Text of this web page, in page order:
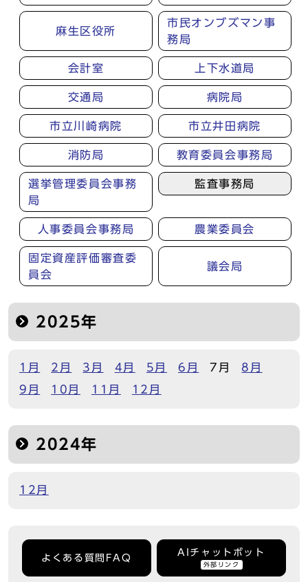
麻生区役所
市民オンブズマン事
務局
会計室 上下水道局
交通局 病院局
市立川崎病院 市立井田病院
消防局 教育委員会事務局
選挙管理委員会事務
局
監査事務局
人事委員会事務局 農業委員会
固定資産評価審査委
員会
議会局
2025年
1月 2月 3月 4月 5月 6月 7月
8月
9月
10月 11月 12月
2024年
12月
よくある質問FAQ
AIチャットボット
外部リンク